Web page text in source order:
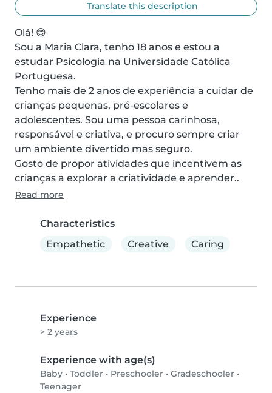
Translate this description
Olá! 😊
Sou a Maria Clara, tenho 18 anos e estou a
estudar Psicologia na Universidade Católica
Portuguesa.
Tenho mais de 2 anos de experiência a cuidar de
crianças pequenas, pré-escolares e
adolescentes. Sou uma pessoa carinhosa,
responsável e criativa, e procuro sempre criar
um ambiente divertido mas seguro.
Gosto de propor atividades que incentivem as
crianças a explorar a criatividade e aprender..
Read more
Characteristics
Empathetic
Creative Caring
Experience
> 2 years
Experience with age(s)
Baby • Toddler • Preschooler • Gradeschooler •
Teenager